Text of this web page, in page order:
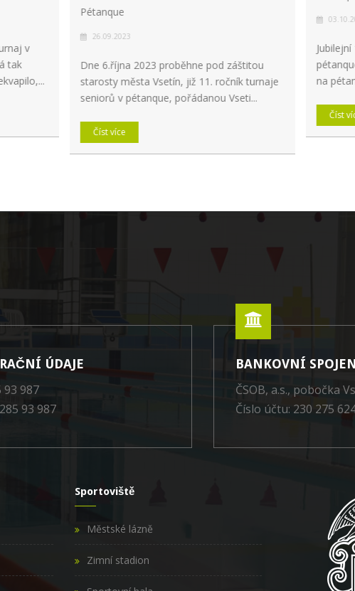
v
tak
Pétanque
26.09.2023
Dne 6.října 2023 proběhne pod záštitou
starosty města Vsetín, již 11. ročník turnaje
seniorů v pétanque, pořádanou Vseti...
Číst více
na
Číst
ÚDAJE
93 987
93 987
BANKOVNÍ
ČSOB, a.s., pobočka
Číslo účtu: 230 275
Sportoviště
Městské lázně
Zimní stadion